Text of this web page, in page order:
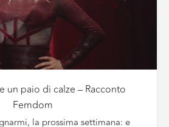
un paio di calze – Racconto
Femdom
la prossima settimana: e